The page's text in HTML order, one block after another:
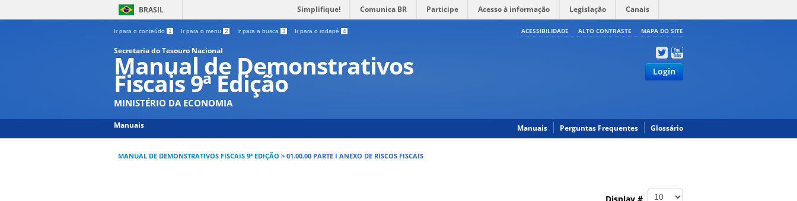
BRASIL Simplifique! Comunica BR Participe Acesso à informação Legislação Canais
Ir para o conteúdo 1 Ir para o menu 2 Ir para a busca 3 Ir para o rodapé 4 ACESSIBILIDADE ALTO CONTRASTE MAPA DO SITE
Secretaria do Tesouro Nacional
Manual de Demonstrativos
Fiscais 9ª Edição
MINISTÉRIO DA ECONOMIA
Login
Manuais Perguntas Frequentes Glossário
Manuais
MANUAL DE DEMONSTRATIVOS FISCAIS 9ª EDIÇÃO > 01.00.00 PARTE I ANEXO DE RISCOS FISCAIS